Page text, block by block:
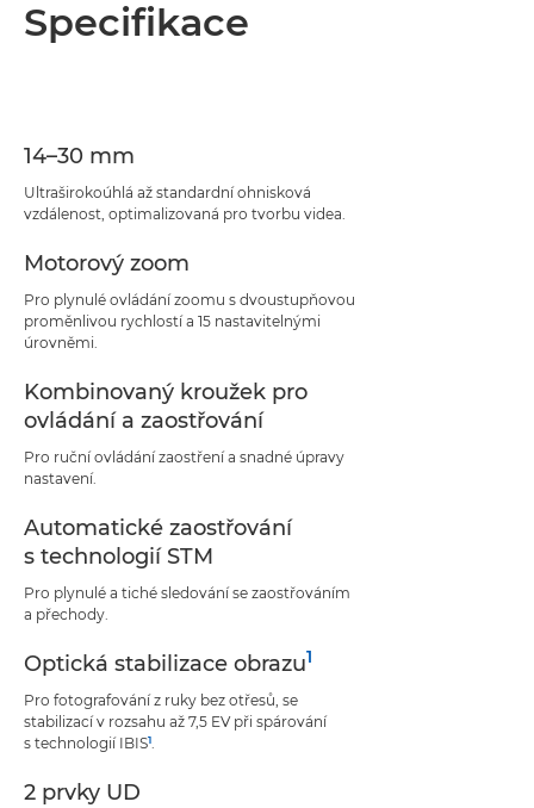
Specifikace
14–30 mm
Ultraširokoúhlá až standardní ohnisková
vzdálenost, optimalizovaná pro tvorbu videa.
Motorový zoom
Pro plynulé ovládání zoomu s dvoustupňovou
proměnlivou rychlostí a 15 nastavitelnými
úrovněmi.
Kombinovaný kroužek pro
ovládání a zaostřování
Pro ruční ovládání zaostření a snadné úpravy
nastavení.
Automatické zaostřování
s technologií STM
Pro plynulé a tiché sledování se zaostřováním
a přechody.
Optická stabilizace obrazu1
Pro fotografování z ruky bez otřesů, se
stabilizací v rozsahu až 7,5 EV při spárování
s technologií IBIS1.
2 prvky UD